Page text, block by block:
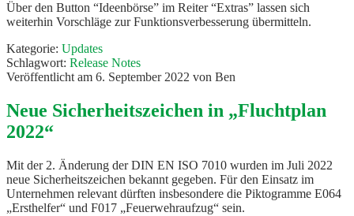
Über den Button “Ideenbörse” im Reiter “Extras” lassen sich
weiterhin Vorschläge zur Funktionsverbesserung übermitteln.
Kategorie: Updates
Schlagwort: Release Notes
Veröffentlicht am 6. September 2022 von Ben
Neue Sicherheitszeichen in „Fluchtplan
2022“
Mit der 2. Änderung der DIN EN ISO 7010 wurden im Juli 2022
neue Sicherheitszeichen bekannt gegeben. Für den Einsatz im
Unternehmen relevant dürften insbesondere die Piktogramme E064
„Ersthelfer“ und F017 „Feuerwehraufzug“ sein.